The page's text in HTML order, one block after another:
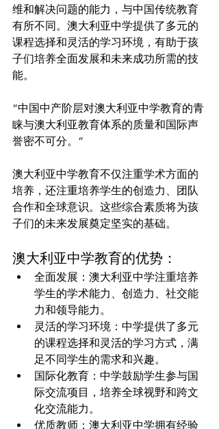
维和解决问题的能力，与中国传统教育
有所不同。澳大利亚中学提供了多元的
课程选择和灵活的学习环境，有助于孩
子们培养全面发展和未来成功所需的技
“中国中产阶层对澳大利亚中学教育的青
睐与澳大利亚教育体系的质量和国际声
誉密不可分。”
澳大利亚中学教育不仅注重学术方面的
培养，还注重培养学生的创造力、团队
合作和全球意识。这些综合素质将为孩
澳大利亚中学教育的优势：
全面发展：澳大利亚中学注重培养
学生的学术能力、创造力、社交能
力和领导能力。
灵活的学习环境：中学提供了多元
的课程选择和灵活的学习方式，满
足不同学生的需求和兴趣。
国际化教育：中学鼓励学生参与国
际交流项目，培养全球视野和跨文
化交流能力。
优质教师：澳大利亚中学拥有经验